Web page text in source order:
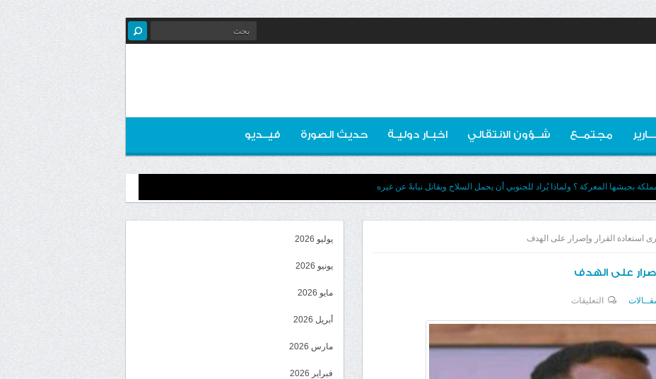
مجتمــع شــؤون الانتقالي اخبـار دوليـة حديث الصورة فيــديو
بجيشها المعركة ؟ ولماذا يُراد للجنوبي أن يحمل السلاح ويقاتل نيابةً عن غيره
التعليقات
ذكرى
استعادة
يوليو 2026
يونيو 2026
مايو 2026
أبريل 2026
مارس 2026
فبراير 2026